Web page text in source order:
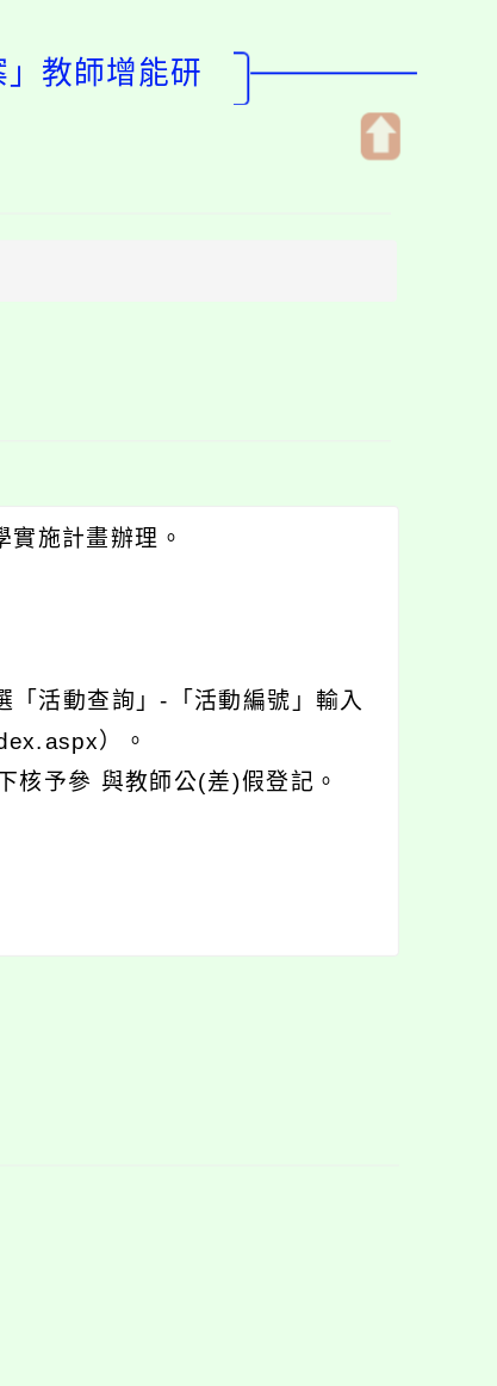
教師增能研
施計畫辦理。
活動查詢」-「活動編號」輸入
）。
予參 與教師公(差)假登記。